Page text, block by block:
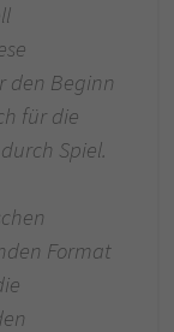
den Beginn
für die
Spiel.
Format